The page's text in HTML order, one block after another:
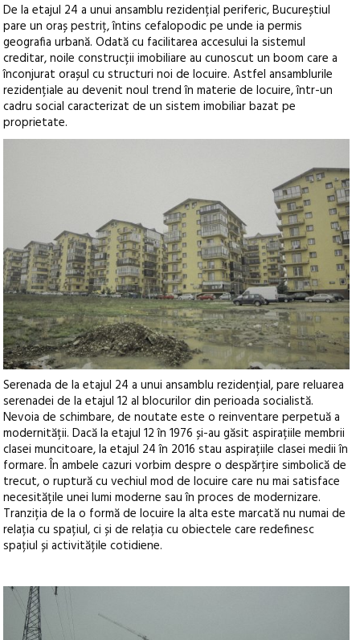
De la etajul 24 a unui ansamblu rezidențial periferic, Bucureștiul
pare un oraș pestriț, întins cefalopodic pe unde ia permis
geografia urbană. Odată cu facilitarea accesului la sistemul
creditar, noile construcții imobiliare au cunoscut un boom care a
înconjurat orașul cu structuri noi de locuire. Astfel ansamblurile
rezidențiale au devenit noul trend în materie de locuire, într-un
cadru social caracterizat de un sistem imobiliar bazat pe
proprietate.
Serenada de la etajul 24 a unui ansamblu rezidențial, pare reluarea
serenadei de la etajul 12 al blocurilor din perioada socialistă.
Nevoia de schimbare, de noutate este o reinventare perpetuă a
modernității. Dacă la etajul 12 în 1976 și-au găsit aspirațiile membrii
clasei muncitoare, la etajul 24 în 2016 stau aspirațiile clasei medii în
formare. În ambele cazuri vorbim despre o despărțire simbolică de
trecut, o ruptură cu vechiul mod de locuire care nu mai satisface
necesitățile unei lumi moderne sau în proces de modernizare.
Tranziția de la o formă de locuire la alta este marcată nu numai de
relația cu spațiul, ci și de relația cu obiectele care redefinesc
spațiul și activitățile cotidiene.